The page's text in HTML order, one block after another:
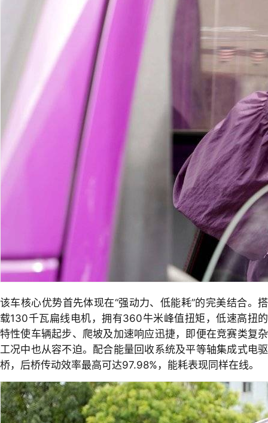
该车核心优势首先体现在“强动力、低能耗”的完美结合。搭
载130千瓦扁线电机，拥有360牛米峰值扭矩，低速高扭的
特性使车辆起步、爬坡及加速响应迅捷，即便在竞赛类复杂
工况中也从容不迫。配合能量回收系统及平等轴集成式电驱
桥，后桥传动效率最高可达97.98%，能耗表现同样在线。